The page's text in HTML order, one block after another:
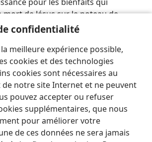
confidentialité
meilleure expérience possible,
cookies et des technologies
cookies sont nécessaires au
notre site Internet et ne peuvent
pouvez accepter ou refuser
supplémentaires, que nous
pour améliorer votre
de ces données ne sera jamais
de Jésus sur le poteau de
le Fils de Dieu et considéraient
été sanctifiés ’. —Hé 10:29.
Partager Préférences
Tower Bible and Tract Society of Pennsylvania
d’utilisation
Règles de confidentialité